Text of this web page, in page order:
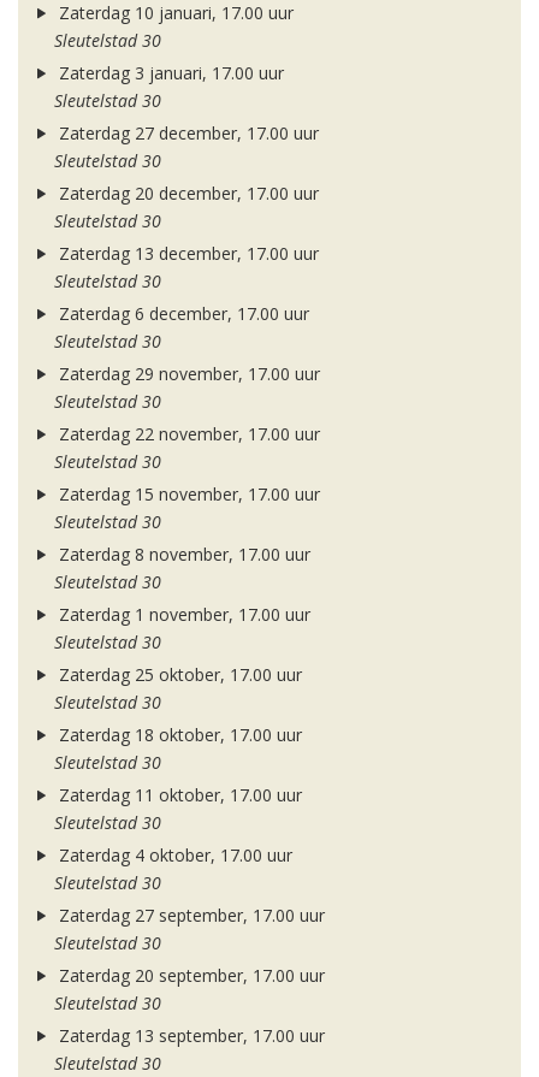
Zaterdag 10 januari, 17.00 uur
Sleutelstad 30
Zaterdag 3 januari, 17.00 uur
Sleutelstad 30
Zaterdag 27 december, 17.00 uur
Sleutelstad 30
Zaterdag 20 december, 17.00 uur
Sleutelstad 30
Zaterdag 13 december, 17.00 uur
Sleutelstad 30
Zaterdag 6 december, 17.00 uur
Sleutelstad 30
Zaterdag 29 november, 17.00 uur
Sleutelstad 30
Zaterdag 22 november, 17.00 uur
Sleutelstad 30
Zaterdag 15 november, 17.00 uur
Sleutelstad 30
Zaterdag 8 november, 17.00 uur
Sleutelstad 30
Zaterdag 1 november, 17.00 uur
Sleutelstad 30
Zaterdag 25 oktober, 17.00 uur
Sleutelstad 30
Zaterdag 18 oktober, 17.00 uur
Sleutelstad 30
Zaterdag 11 oktober, 17.00 uur
Sleutelstad 30
Zaterdag 4 oktober, 17.00 uur
Sleutelstad 30
Zaterdag 27 september, 17.00 uur
Sleutelstad 30
Zaterdag 20 september, 17.00 uur
Sleutelstad 30
Zaterdag 13 september, 17.00 uur
Sleutelstad 30